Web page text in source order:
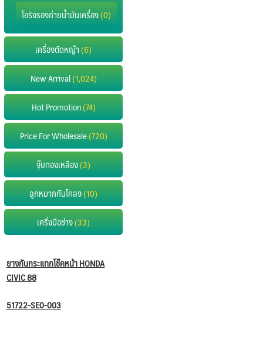
โอริงรองถ่ายน้ำมันเครื่อง(0)
เครื่องตัดหญ้า(6)
New Arrival(1,024)
Hot Promotion(74)
Price For Wholesale(720)
จุ๊บทองเหลือง(3)
ลูกหมากกันโคลง(10)
เครื่งมือช่าง(33)
ยางกันกระแทกโช๊คหน้า HONDA
CIVIC 88
51722-SE0-003